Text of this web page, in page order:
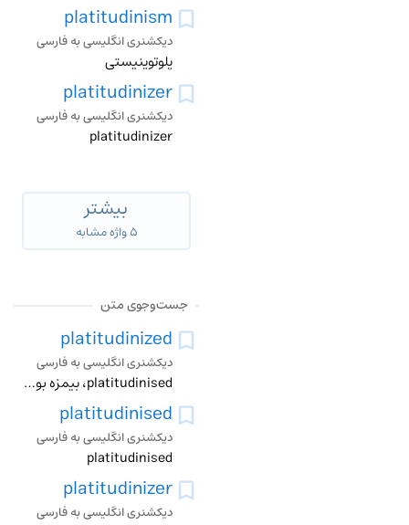
platitudinism
دیکشنری انگلیسی به فارسی
پلوتوینیستی
platitudinizer
دیکشنری انگلیسی به فارسی
platitudinizer
بیشتر
۵ واژه مشابه
جست‌وجوی متن
platitudinized
دیکشنری انگلیسی به فارسی
platitudinised، بیمزه بودن، بیمزگی کردن، پیش پا افتادهکردن
platitudinised
دیکشنری انگلیسی به فارسی
platitudinised
platitudinizer
دیکشنری انگلیسی به فارسی